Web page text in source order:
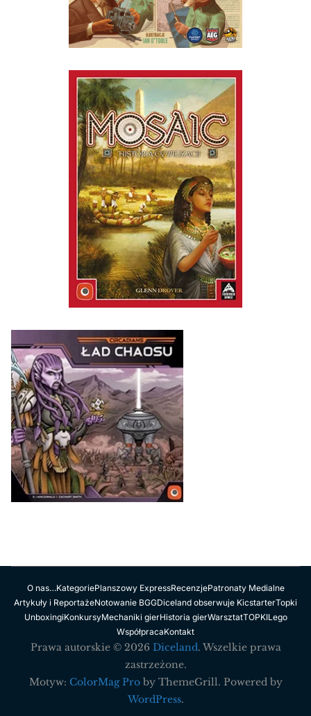
O nas…KategoriePlanszowy ExpressRecenzjePatronaty Medialne
Artykuły i ReportażeNotowanie BGGDiceland obserwuje KicstarterTopki
UnboxingiKonkursyMechaniki gierHistoria gierWarsztatTOPKILego
WspółpracaKontakt
Prawa autorskie © 2026 Diceland. Wszelkie prawa
zastrzeżone.
Motyw: ColorMag Proby ThemeGrill. Powered by
WordPress.